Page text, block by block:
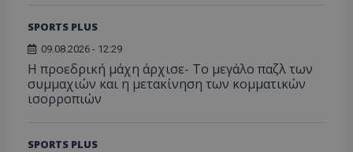
SPORTS PLUS
09.08.2026 - 12:29
Η προεδρική μάχη άρχισε- Το μεγάλο παζλ των
συμμαχιών και η μετακίνηση των κομματικών
ισορροπιών
SPORTS PLUS